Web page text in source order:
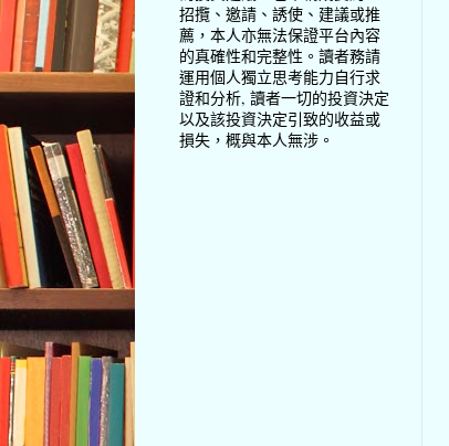
招攬、邀請、誘使、建議或推
薦，本人亦無法保證平台內容
的真確性和完整性。讀者務請
運用個人獨立思考能力自行求
證和分析, 讀者一切的投資決定
以及該投資決定引致的收益或
損失，概與本人無涉。